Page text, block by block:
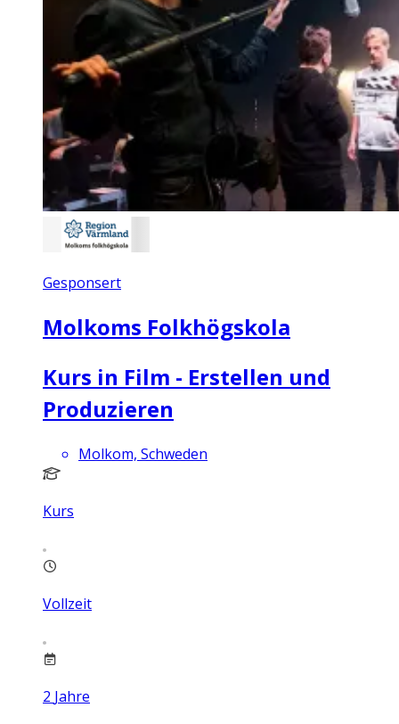
Gesponsert
Molkoms Folkhögskola
Kurs in Film - Erstellen und
Produzieren
Molkom, Schweden
Kurs
Vollzeit
2 Jahre